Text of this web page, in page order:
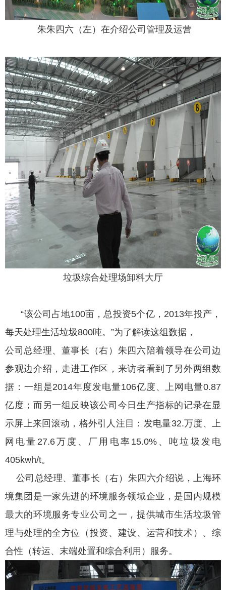
朱朱四六（左）在介绍公司管理及运营
垃圾综合处理场卸料大厅
“该公司占地100亩，总投资5个亿，2013年投产，
每天处理生活垃圾800吨。”为了解读这组数据，
公司总经理、董事长（右）朱四六陪着领导在公司边
参观边介绍，走进工作区，来访者看到了另外两组数
据：一组是2014年度发电量106亿度、上网电量0.87
亿度；而另一组反映该公司今日生产指标的记录在显
示屏上来回滚动，格外引人注目：发电量32.万度、上
网电量27.6万度、厂用电率15.0%、吨垃圾发电
405kwh/t。
公司总经理、董事长（右）朱四六介绍说，上海环
境集团是一家先进的环境服务领域企业，是国内规模
最大的环境服务专业公司之一，提供城市生活垃圾管
理与处理的全方位（投资、建设、运营和技术）、综
合性（转运、末端处置和综合利用）服务。